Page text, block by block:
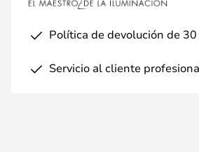
Política de devolución de
Servicio al cliente